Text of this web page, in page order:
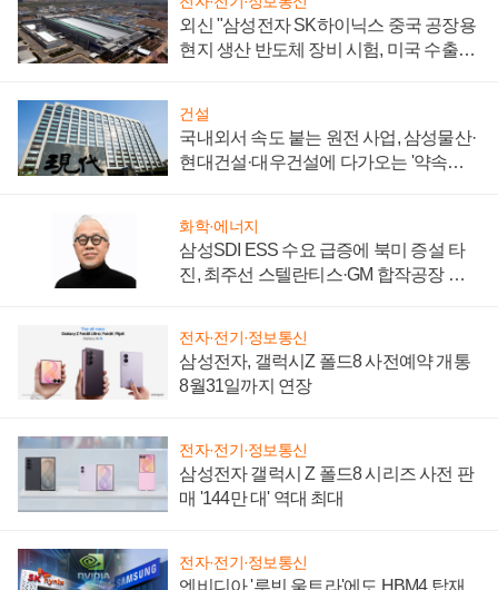
외신 "삼성전자 SK하이닉스 중국 공장용
현지 생산 반도체 장비 시험, 미국 수출통
건설
국내외서 속도 붙는 원전 사업, 삼성물산·
현대건설·대우건설에 다가오는 '약속의
화학·에너지
삼성SDI ESS 수요 급증에 북미 증설 타
진, 최주선 스텔란티스·GM 합작공장 건
전자·전기·정보통신
삼성전자, 갤럭시Z 폴드8 사전예약 개통
8월31일까지 연장
전자·전기·정보통신
삼성전자 갤럭시 Z 폴드8 시리즈 사전 판
매 '144만 대' 역대 최대
전자·전기·정보통신
엔비디아 '루빈 울트라'에도 HBM4 탑재